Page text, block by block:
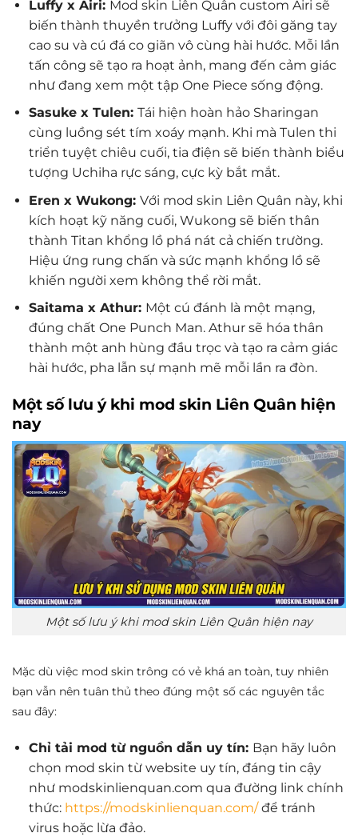
Luffy x Airi: Mod skin Liên Quân custom Airi sẽ
biến thành thuyền trưởng Luffy với đôi găng tay
cao su và cú đá co giãn vô cùng hài hước. Mỗi lần
tấn công sẽ tạo ra hoạt ảnh, mang đến cảm giác
như đang xem một tập One Piece sống động.
Sasuke x Tulen: Tái hiện hoàn hảo Sharingan
cùng luồng sét tím xoáy mạnh. Khi mà Tulen thi
triển tuyệt chiêu cuối, tia điện sẽ biến thành biểu
tượng Uchiha rực sáng, cực kỳ bắt mắt.
Eren x Wukong: Với mod skin Liên Quân này, khi
kích hoạt kỹ năng cuối, Wukong sẽ biến thân
thành Titan khổng lồ phá nát cả chiến trường.
Hiệu ứng rung chấn và sức mạnh khổng lồ sẽ
khiến người xem không thể rời mắt.
Saitama x Athur: Một cú đánh là một mạng,
đúng chất One Punch Man. Athur sẽ hóa thân
thành một anh hùng đầu trọc và tạo ra cảm giác
hài hước, pha lẫn sự mạnh mẽ mỗi lần ra đòn.
Một số lưu ý khi mod skin Liên Quân hiện
nay
Một số lưu ý khi mod skin Liên Quân hiện nay
Mặc dù việc mod skin trông có vẻ khá an toàn, tuy nhiên
bạn vẫn nên tuân thủ theo đúng một số các nguyên tắc
sau đây:
Chỉ tải mod từ nguồn dẫn uy tín: Bạn hãy luôn
chọn mod skin từ website uy tín, đáng tin cậy
như modskinlienquan.com qua đường link chính
thức: https://modskinlienquan.com/để tránh
virus hoặc lừa đảo.